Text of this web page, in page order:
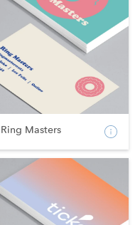
Ring Masters